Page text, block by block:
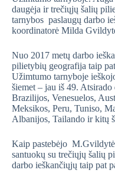
daugėja ir trečiųjų šalių
tarnybos paslaugų darbo
koordinatorė Milda
Nuo 2017 metų darbo
pilietybių geografija taip
Užimtumo tarnyboje
šiemet – jau iš 49.
Brazilijos, Venesuelos,
Meksikos, Peru, Tuniso,
Albanijos, Tailando ir kitų
Kaip pastebėjo
santuokų su trečiųjų šalių
darbo ieškančiųjų taip pat